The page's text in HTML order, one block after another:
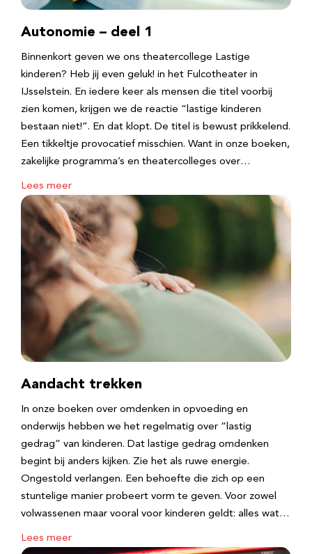
Autonomie – deel 1
Binnenkort geven we ons theatercollege Lastige
kinderen? Heb jij even geluk! in het Fulcotheater in
IJsselstein. En iedere keer als mensen die titel voorbij
zien komen, krijgen we de reactie “lastige kinderen
bestaan niet!”. En dat klopt. De titel is bewust prikkelend.
Een tikkeltje provocatief misschien. Want in onze boeken,
zakelijke programma’s en theatercolleges over…
Lees meer
Aandacht trekken
In onze boeken over omdenken in opvoeding en
onderwijs hebben we het regelmatig over “lastig
gedrag” van kinderen. Dat lastige gedrag omdenken
begint bij anders kijken. Zie het als ruwe energie.
Ongestold verlangen. Een behoefte die zich op een
stuntelige manier probeert vorm te geven. Voor zowel
volwassenen maar vooral voor kinderen geldt: alles wat…
Lees meer